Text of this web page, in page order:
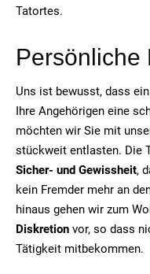
Tatortes.
Persönliche
Uns ist bewusst, dass
Ihre Angehörigen eine
möchten wir Sie mit
stückweit entlasten. Die
Sicher- und Gewissheit,
kein Fremder mehr an
hinaus gehen wir zum
Diskretion vor, so dass
Tätigkeit mitbekommen.